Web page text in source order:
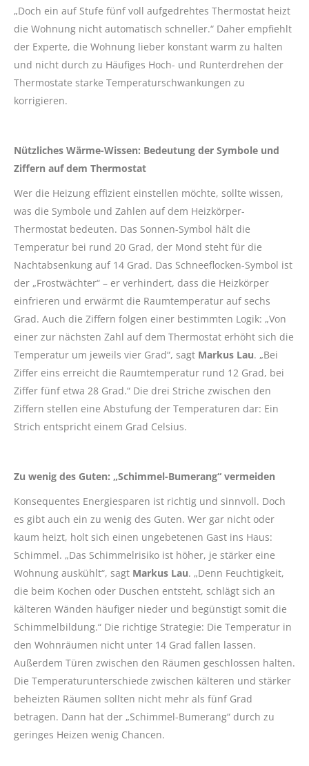
„Doch ein auf Stufe fünf voll aufgedrehtes Thermostat heizt
die Wohnung nicht automatisch schneller.“ Daher empfiehlt
der Experte, die Wohnung lieber konstant warm zu halten
und nicht durch zu Häufiges Hoch- und Runterdrehen der
Thermostate starke Temperaturschwankungen zu
korrigieren.
Nützliches Wärme-Wissen: Bedeutung der Symbole und
Ziffern auf dem Thermostat
Wer die Heizung effizient einstellen möchte, sollte wissen,
was die Symbole und Zahlen auf dem Heizkörper-
Thermostat bedeuten. Das Sonnen-Symbol hält die
Temperatur bei rund 20 Grad, der Mond steht für die
Nachtabsenkung auf 14 Grad. Das Schneeflocken-Symbol ist
der „Frostwächter“ – er verhindert, dass die Heizkörper
einfrieren und erwärmt die Raumtemperatur auf sechs
Grad. Auch die Ziffern folgen einer bestimmten Logik: „Von
einer zur nächsten Zahl auf dem Thermostat erhöht sich die
Temperatur um jeweils vier Grad“, sagt Markus Lau. „Bei
Ziffer eins erreicht die Raumtemperatur rund 12 Grad, bei
Ziffer fünf etwa 28 Grad.“ Die drei Striche zwischen den
Ziffern stellen eine Abstufung der Temperaturen dar: Ein
Strich entspricht einem Grad Celsius.
Zu wenig des Guten: „Schimmel-Bumerang“ vermeiden
Konsequentes Energiesparen ist richtig und sinnvoll. Doch
es gibt auch ein zu wenig des Guten. Wer gar nicht oder
kaum heizt, holt sich einen ungebetenen Gast ins Haus:
Schimmel. „Das Schimmelrisiko ist höher, je stärker eine
Wohnung auskühlt“, sagt Markus Lau. „Denn Feuchtigkeit,
die beim Kochen oder Duschen entsteht, schlägt sich an
kälteren Wänden häufiger nieder und begünstigt somit die
Schimmelbildung.“ Die richtige Strategie: Die Temperatur in
den Wohnräumen nicht unter 14 Grad fallen lassen.
Außerdem Türen zwischen den Räumen geschlossen halten.
Die Temperaturunterschiede zwischen kälteren und stärker
beheizten Räumen sollten nicht mehr als fünf Grad
betragen. Dann hat der „Schimmel-Bumerang“ durch zu
geringes Heizen wenig Chancen.